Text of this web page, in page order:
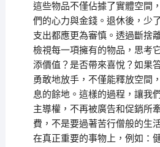
這些物品不僅佔據了實體空間
們的心力與金錢。退休後，少
支出都應更為審慎。透過斷捨
檢視每一項擁有的物品，思考
添價值？是否帶來喜悅？如果
勇敢地放手，不僅能釋放空間
息的餘地。這樣的過程，讓我
主導權，不再被廣告和促銷所
費，不是要過著苦行僧般的生
在真正重要的事物上，例如：